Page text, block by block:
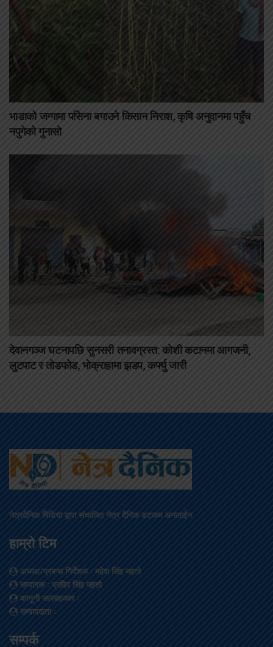
भाडाको जग्गामा पसिना बगाउने किसान निराश, कृषि अनुदानमा पहुँच
नपुगेको गुनासो
देवानगञ्ज घटनापछि सुनसरी तनावग्रस्त: कोशी कटानमा आगजनी,
लुटपाट र तोडफोड, भोक्राहामा झडप, कर्फ्यु जारी
नेत्रदैनिक मिडिया द्वारा संचालित नेत्र दैनिक डटकम अनलाईन
हाम्रो टिम
अध्यक्ष/प्रबन्ध निर्देशक: महेश सिंह महतो
सम्पादक: प्रदिप सिंह महतो
कानूनी सल्लाहकार:
सम्वाददाता:
सम्पर्क